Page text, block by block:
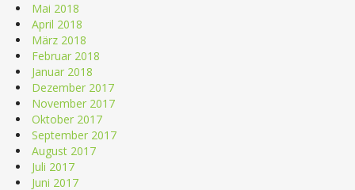
Mai 2018
April 2018
März 2018
Februar 2018
Januar 2018
Dezember 2017
November 2017
Oktober 2017
September 2017
August 2017
Juli 2017
Juni 2017